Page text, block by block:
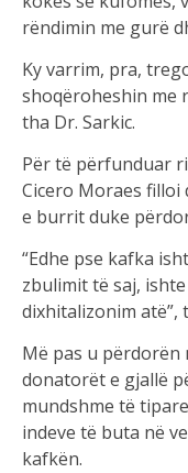
rëndimin me gurë
Ky varrim, pra,
shoqëroheshin me
tha Dr. Sarkic.
Për të përfunduar
Cicero Moraes
e burrit duke
“Edhe pse kafka
zbulimit të saj,
dixhitalizonim atë”,
Më pas u përdorën
donatorët e gjallë
mundshme të
indeve të buta në
kafkën.